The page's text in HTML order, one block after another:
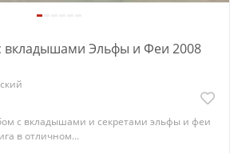
вкладышами Эльфы и Феи 2008
с вкладышами и секретами эльфы и феи
в отличном...